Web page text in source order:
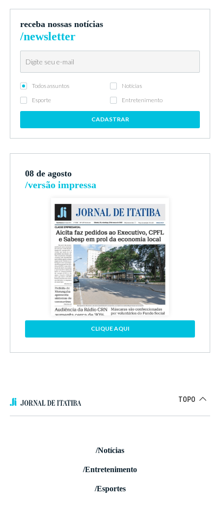
receba nossas notícias
/newsletter
Todos assuntos
Notícias
Esporte
Entretenimento
CADASTRAR
08 de agosto
/versão impressa
CLIQUE AQUI
TOPO
/Notícias
/Entretenimento
/Esportes